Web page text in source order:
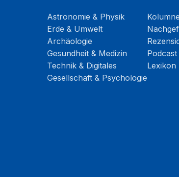
Astronomie & Physik
Erde & Umwelt
Archäologie
Gesundheit & Medizin
Technik & Digitales
Gesellschaft & Psychologie
Podcast
Lexikon